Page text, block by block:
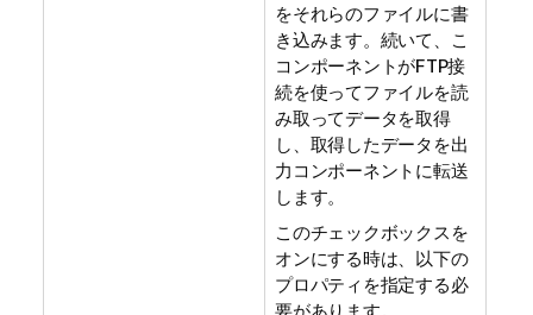
をそれらのファイルに書
き込みます。続いて、こ
コンポーネントがFTP接
続を使ってファイルを読
み取ってデータを取得
し、取得したデータを出
力コンポーネントに転送
します。
このチェックボックスを
オンにする時は、以下の
プロパティを指定する必